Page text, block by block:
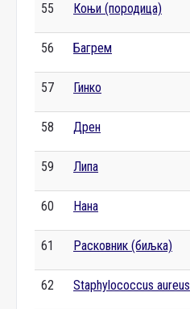
55 Коњи (породица)
56 Багрем
57 Гинко
58 Дрен
59 Липа
60 Нана
61 Расковник (биљка)
62 Staphylococcus aureus